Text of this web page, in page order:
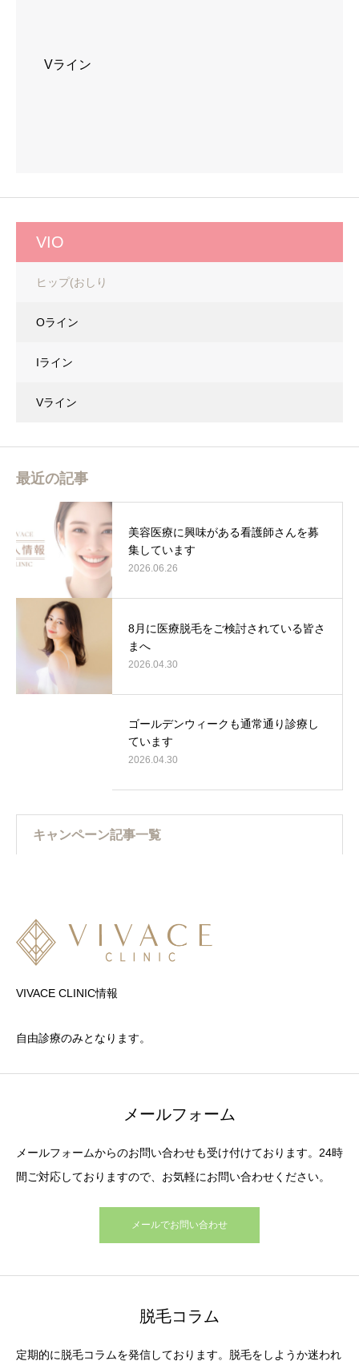
Vライン
VIO
ヒップ(おしり
Oライン
Iライン
Vライン
最近の記事
美容医療に興味がある看護師さんを募
集しています
2026.06.26
8月に医療脱毛をご検討されている皆さ
まへ
2026.04.30
ゴールデンウィークも通常通り診療し
ています
2026.04.30
キャンペーン記事一覧
VIVACE CLINIC情報
自由診療のみとなります。
メールフォーム
メールフォームからのお問い合わせも受け付けております。24時
間ご対応しておりますので、お気軽にお問い合わせください。
メールでお問い合わせ
脱毛コラム
定期的に脱毛コラムを発信しております。脱毛をしようか迷われ